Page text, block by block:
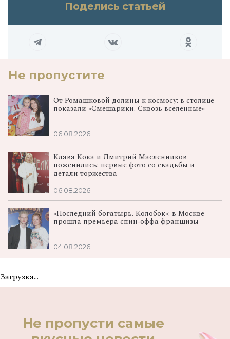
Поделись статьей
Не пропустите
От Ромашковой долины к космосу: в столице
показали «Смешарики. Сквозь вселенные»
06.08.2026
Клава Кока и Дмитрий Масленников
поженились: первые фото со свадьбы и
детали торжества
06.08.2026
«Последний богатырь. Колобок»: в Москве
прошла премьера спин‑оффа франшизы
04.08.2026
Загрузка...
Не пропусти самые